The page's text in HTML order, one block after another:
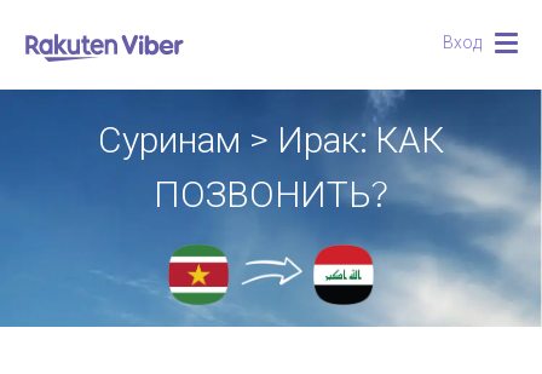
Вход
Суринам > Ирак: КАК
ПОЗВОНИТЬ?